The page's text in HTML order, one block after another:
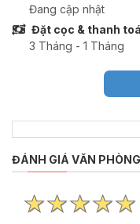
Đang cập nhật
Đặt cọc & thanh
3 Tháng - 1 Tháng
ĐÁNH GIÁ VĂN PHÒNG